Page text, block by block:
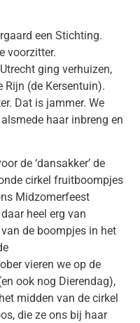
een Stichting.
voorzitter.
ging verhuizen,
Rijn (de Kersentuin).
Dat is jammer. We
haar inbreng en
de ‘dansakker’ de
cirkel fruitboompjes
Midzomerfeest
heel erg van
de boompjes in het
vieren we op de
ook nog Dierendag),
midden van de cirkel
die ze ons bij haar